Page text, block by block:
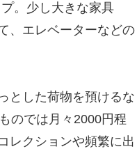
。少し大きな家具
、エレベーターなどの
とした荷物を預けるな
のでは月々2000円程
レクションや頻繁に出